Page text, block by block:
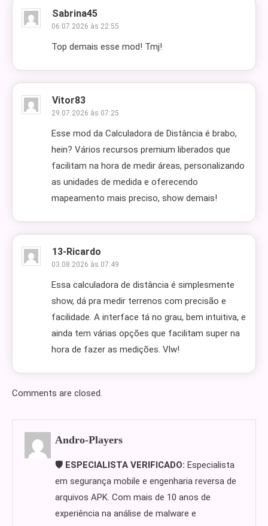
Sabrina45
06.07.2026 às 22:55
Top demais esse mod! Tmj!
Vitor83
29.07.2026 às 07:25
Esse mod da Calculadora de Distância é brabo,
hein? Vários recursos premium liberados que
facilitam na hora de medir áreas, personalizando
as unidades de medida e oferecendo
mapeamento mais preciso, show demais!
13-Ricardo
03.08.2026 às 07:49
Essa calculadora de distância é simplesmente
show, dá pra medir terrenos com precisão e
facilidade. A interface tá no grau, bem intuitiva, e
ainda tem várias opções que facilitam super na
hora de fazer as medições. Vlw!
Comments are closed.
Andro-Players
🛡️ ESPECIALISTA VERIFICADO: Especialista
em segurança mobile e engenharia reversa de
arquivos APK. Com mais de 10 anos de
experiência na análise de malware e